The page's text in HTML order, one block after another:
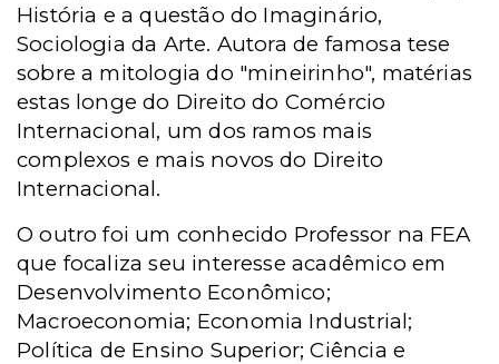
História e a questão do Imaginário,
Sociologia da Arte. Autora de famosa tese
sobre a mitologia do "mineirinho", matérias
estas longe do Direito do Comércio
Internacional, um dos ramos mais
complexos e mais novos do Direito
Internacional.
O outro foi um conhecido Professor na FEA
que focaliza seu interesse acadêmico em
Desenvolvimento Econômico;
Macroeconomia; Economia Industrial;
Política de Ensino Superior; Ciência e